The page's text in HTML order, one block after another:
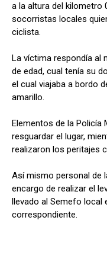
a la altura del kilometro
socorristas locales
ciclista.
La víctima respondía al
de edad, cual tenía su
el cual viajaba a bordo
amarillo.
Elementos de la Policía
resguardar el lugar,
realizaron los peritajes
Así mismo personal de
encargo de realizar el
llevado al Semefo local
correspondiente.